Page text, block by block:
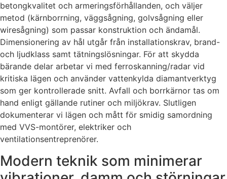
betongkvalitet och armeringsförhållanden, och väljer
metod (kärnborrning, väggsågning, golvsågning eller
wiresågning) som passar konstruktion och ändamål.
Dimensionering av hål utgår från installationskrav, brand-
och ljudklass samt tätningslösningar. För att skydda
bärande delar arbetar vi med ferroskanning/radar vid
kritiska lägen och använder vattenkylda diamantverktyg
som ger kontrollerade snitt. Avfall och borrkärnor tas om
hand enligt gällande rutiner och miljökrav. Slutligen
dokumenterar vi lägen och mått för smidig samordning
med VVS-montörer, elektriker och
ventilationsentreprenörer.
Modern teknik som minimerar